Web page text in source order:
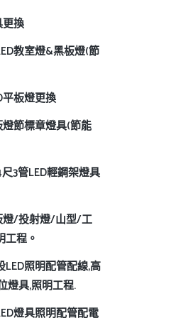
換
教室燈&黑板燈(節
板燈更換
節標章燈具(節能
3管LED輕鋼架燈具
燈/投射燈/山型/工
程。
照明配管配線,高
燈具,照明工程.
燈具照明配管配電